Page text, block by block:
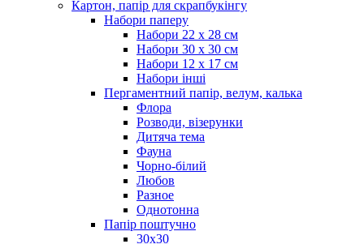
Картон, папір для скрапбукінгу
Набори паперу
Набори 22 х 28 см
Набори 30 х 30 см
Набори 12 х 17 см
Набори інші
Пергаментний папір, велум, калька
Флора
Розводи, візерунки
Дитяча тема
Фауна
Чорно-білий
Любов
Разное
Однотонна
Папір поштучно
30х30